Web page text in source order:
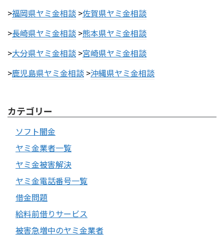
>福岡県ヤミ金相談 >佐賀県ヤミ金相談
>長崎県ヤミ金相談 >熊本県ヤミ金相談
>大分県ヤミ金相談 >宮崎県ヤミ金相談
>鹿児島県ヤミ金相談 >沖縄県ヤミ金相談
カテゴリー
ソフト闇金
ヤミ金業者一覧
ヤミ金被害解決
ヤミ金電話番号一覧
借金問題
給料前借りサービス
被害急増中のヤミ金業者